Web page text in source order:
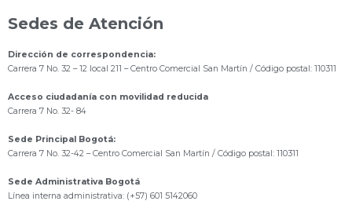
Sedes de Atención
Dirección de correspondencia:
Carrera 7 No. 32 – 12 local 211 – Centro Comercial San Martín / Código postal: 110311
Acceso ciudadanía con movilidad reducida
Carrera 7 No. 32- 84
Sede Principal Bogotá:
Carrera 7 No. 32-42 – Centro Comercial San Martín / Código postal: 110311
Sede Administrativa Bogotá
Línea interna administrativa: (+57) 601 5142060